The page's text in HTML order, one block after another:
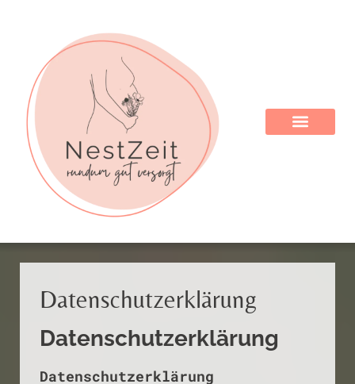
Datenschutzerklärung
Datenschutzerklärung
Datenschutzerklärung